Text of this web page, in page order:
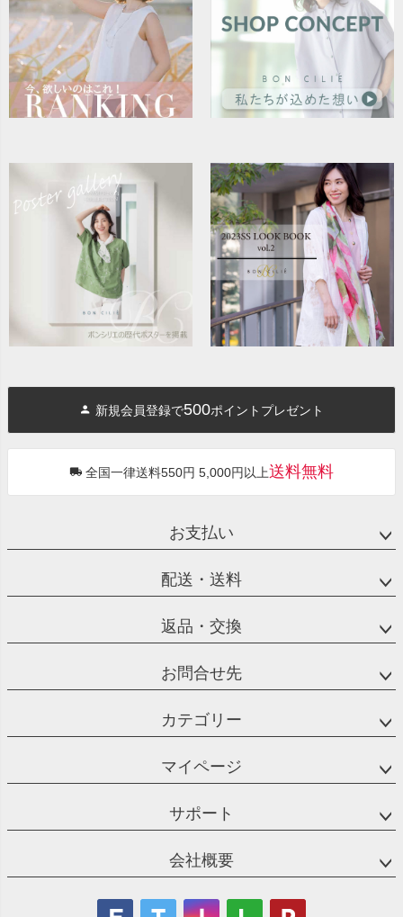
新規会員登録で500ポイントプレゼント
全国一律送料550円 5,000円以上送料無料
お支払い
配送・送料
返品・交換
お問合せ先
カテゴリー
マイページ
サポート
会社概要